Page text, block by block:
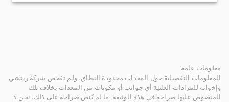
معلومات عامة
المعلومات التفصيلية حول المعدات محدودة النطاق، ولم تفحص شركة ريتشي
وإخوانه للمزادات العلنية أي جوانب أو مكونات من المعدات بخلاف تلك
المنصوص عليها صراحة في هذه الوثيقة. ما لم يُنص صراحة على ذلك، نحن لا